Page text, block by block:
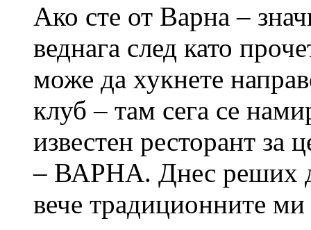
Ако сте от Варна –
веднага след като
може да хукнете
клуб – там сега се
известен ресторант
– ВАРНА. Днес реших
вече традиционните